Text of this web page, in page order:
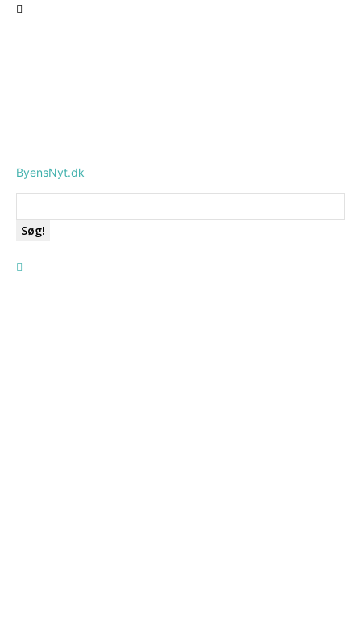
ByensNyt.dk
Søg!